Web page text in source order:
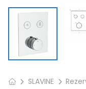
SLAVINE